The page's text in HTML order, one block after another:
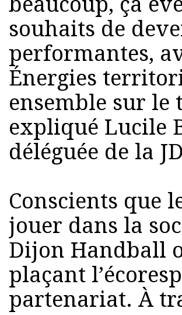
souhaits de
performantes,
Énergies
ensemble sur
expliqué Lucile
déléguée de la
Conscients que
jouer dans la
Dijon Handball
plaçant
partenariat. À